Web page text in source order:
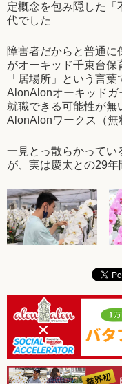
定概念を包み隠した
代でした
障害者だからと普通
がオーキッド千束台保
「居場所」という言
AlonAlonオーキッドガ
就職できる可能性が無
AlonAlonワークス（
一見とっ散らかってい
が、実は慶太との29